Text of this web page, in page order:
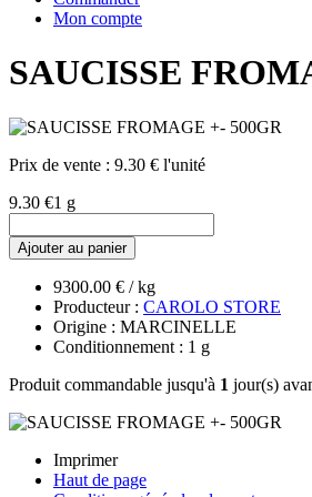
Mon compte
SAUCISSE
Prix de vente : 9.30 € l'unité
9.30 €1 g
Ajouter au panier
9300.00 € / kg
Producteur : CAROLO STORE
Origine : MARCINELLE
Conditionnement : 1 g
Produit commandable jusqu'à 1 jour(s)
Imprimer
Haut de page